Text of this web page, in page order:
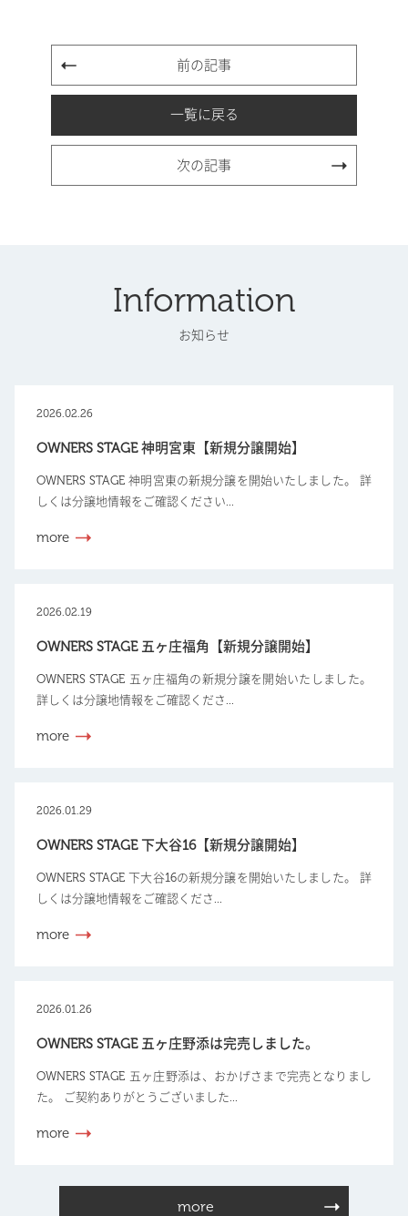
前の記事
一覧に戻る
次の記事
Information
お知らせ
2026.02.26
OWNERS STAGE 神明宮東【新規分譲開始】
OWNERS STAGE 神明宮東の新規分譲を開始いたしました。 詳
しくは分譲地情報をご確認ください...
more
2026.02.19
OWNERS STAGE 五ヶ庄福角【新規分譲開始】
OWNERS STAGE 五ヶ庄福角の新規分譲を開始いたしました。
詳しくは分譲地情報をご確認くださ...
more
2026.01.29
OWNERS STAGE 下大谷16【新規分譲開始】
OWNERS STAGE 下大谷16の新規分譲を開始いたしました。 詳
しくは分譲地情報をご確認くださ...
more
2026.01.26
OWNERS STAGE 五ヶ庄野添は完売しました。
OWNERS STAGE 五ヶ庄野添は、おかげさまで完売となりまし
た。 ご契約ありがとうございました...
more
more